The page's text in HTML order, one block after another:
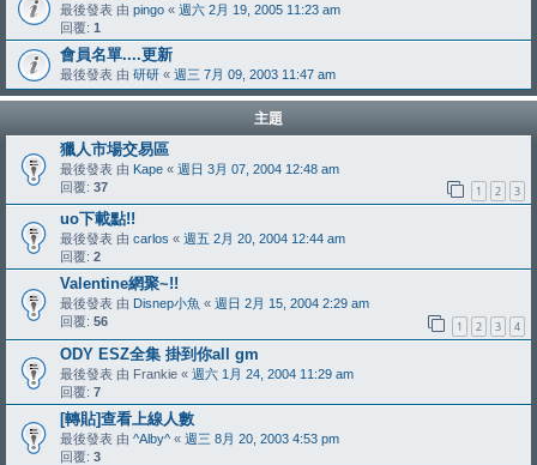
最後發表 由 pingo « 週六 2月 19, 2005 11:23 am
回覆: 1
會員名單....更新
最後發表 由 研研 « 週三 7月 09, 2003 11:47 am
主題
獵人市場交易區
最後發表 由 Kape « 週日 3月 07, 2004 12:48 am
回覆: 37 1 2 3
uo下載點!!
最後發表 由 carlos « 週五 2月 20, 2004 12:44 am
回覆: 2
Valentine網聚~!!
最後發表 由 Disnep小魚 « 週日 2月 15, 2004 2:29 am
回覆: 56 1 2 3 4
ODY ESZ全集 掛到你all gm
最後發表 由 Frankie « 週六 1月 24, 2004 11:29 am
回覆: 7
[轉貼]查看上線人數
最後發表 由 ^Alby^ « 週三 8月 20, 2003 4:53 pm
回覆: 3